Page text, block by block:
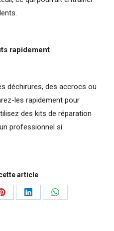
rapidement
déchirures, des accrocs ou
les rapidement pour
des kits de réparation
professionnel si
article
PartagerPartagerPartager